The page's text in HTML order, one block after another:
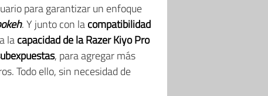
para garantizar un enfoque
. Y junto con lacompatibilidad
lacapacidad de la Razer Kiyo Pro
, para agregar más
Todo ello, sin necesidad de